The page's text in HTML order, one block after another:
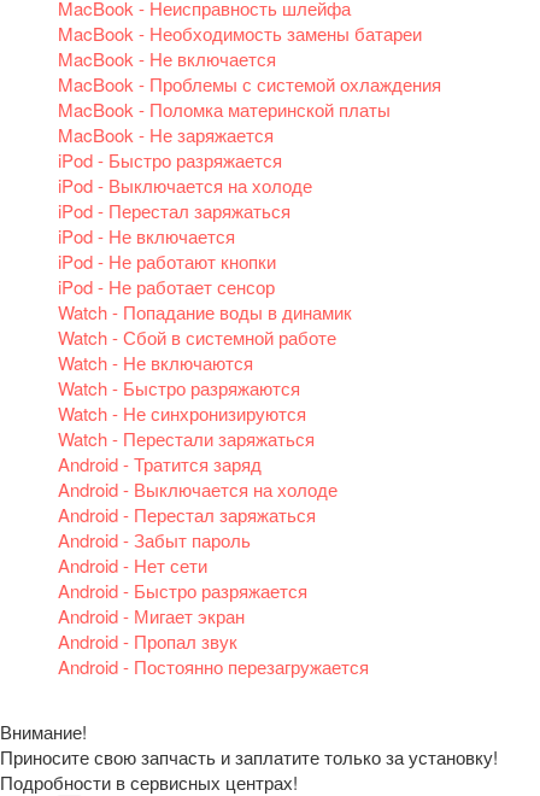
MacBook - Неисправность шлейфа
MacBook - Необходимость замены батареи
MacBook - Не включается
MacBook - Проблемы с системой охлаждения
MacBook - Поломка материнской платы
MacBook - Не заряжается
iPod - Быстро разряжается
iPod - Выключается на холоде
iPod - Перестал заряжаться
iPod - Не включается
iPod - Не работают кнопки
iPod - Не работает сенсор
Watch - Попадание воды в динамик
Watch - Сбой в системной работе
Watch - Не включаются
Watch - Быстро разряжаются
Watch - Не синхронизируются
Watch - Перестали заряжаться
Android - Тратится заряд
Android - Выключается на холоде
Android - Перестал заряжаться
Android - Забыт пароль
Android - Нет сети
Android - Быстро разряжается
Android - Мигает экран
Android - Пропал звук
Android - Постоянно перезагружается
Внимание!
Приносите свою запчасть и заплатите только за установку!
Подробности в сервисных центрах!